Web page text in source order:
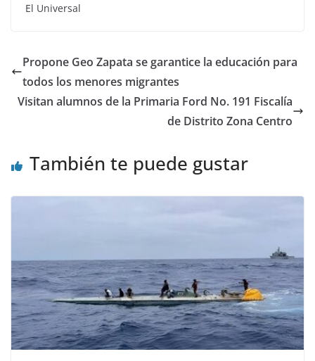
El Universal
Propone Geo Zapata se garantice la educación para
todos los menores migrantes
Visitan alumnos de la Primaria Ford No. 191 Fiscalía
de Distrito Zona Centro
También te puede gustar